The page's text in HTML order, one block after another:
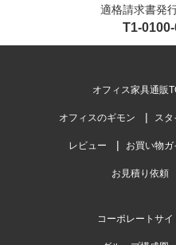
適格請求書発
T1-
オフィス家具通販
オフィスのギモン ス
レビュー お買い物ガ
お見積り依頼
コーポレートサイ